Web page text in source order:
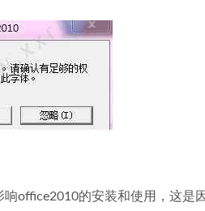
office2010的安装和使用，这